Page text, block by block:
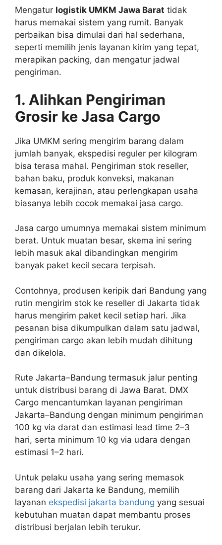
Mengatur logistik UMKM Jawa Barat tidak
harus memakai sistem yang rumit. Banyak
perbaikan bisa dimulai dari hal sederhana,
seperti memilih jenis layanan kirim yang tepat,
merapikan packing, dan mengatur jadwal
pengiriman.
1. Alihkan Pengiriman
Grosir ke Jasa Cargo
Jika UMKM sering mengirim barang dalam
jumlah banyak, ekspedisi reguler per kilogram
bisa terasa mahal. Pengiriman stok reseller,
bahan baku, produk konveksi, makanan
kemasan, kerajinan, atau perlengkapan usaha
biasanya lebih cocok memakai jasa cargo.
Jasa cargo umumnya memakai sistem minimum
berat. Untuk muatan besar, skema ini sering
lebih masuk akal dibandingkan mengirim
banyak paket kecil secara terpisah.
Contohnya, produsen keripik dari Bandung yang
rutin mengirim stok ke reseller di Jakarta tidak
harus mengirim paket kecil setiap hari. Jika
pesanan bisa dikumpulkan dalam satu jadwal,
pengiriman cargo akan lebih mudah dihitung
dan dikelola.
Rute Jakarta–Bandung termasuk jalur penting
untuk distribusi barang di Jawa Barat. DMX
Cargo mencantumkan layanan pengiriman
Jakarta–Bandung dengan minimum pengiriman
100 kg via darat dan estimasi lead time 2–3
hari, serta minimum 10 kg via udara dengan
estimasi 1–2 hari.
Untuk pelaku usaha yang sering memasok
barang dari Jakarta ke Bandung, memilih
layanan ekspedisi jakarta bandung yang sesuai
kebutuhan muatan dapat membantu proses
distribusi berjalan lebih terukur.